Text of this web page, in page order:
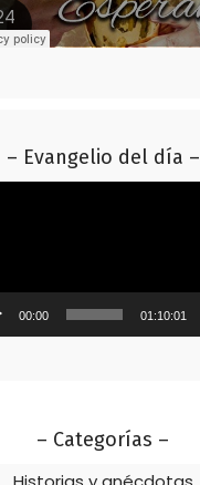
– Evangelio del día –
00:00 01:10:01
– Categorías –